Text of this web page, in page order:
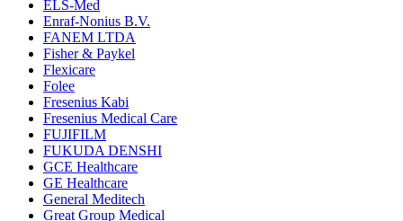
ELS-Med
Enraf-Nonius B.V.
FANEM LTDA
Fisher & Paykel
Flexicare
Folee
Fresenius Kabi
Fresenius Medical Care
FUJIFILM
FUKUDA DENSHI
GCE Healthcare
GE Healthcare
General Meditech
Great Group Medical